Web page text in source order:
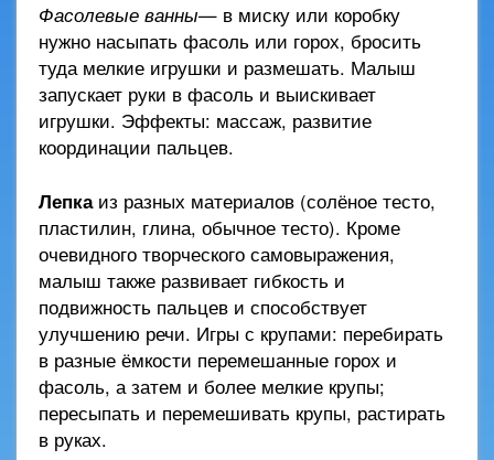
Фасолевые ванны— в миску или коробку
нужно насыпать фасоль или горох, бросить
туда мелкие игрушки и размешать. Малыш
запускает руки в фасоль и выискивает
игрушки. Эффекты: массаж, развитие
координации пальцев.
Лепка из разных материалов (солёное тесто,
пластилин, глина, обычное тесто). Кроме
очевидного творческого самовыражения,
малыш также развивает гибкость и
подвижность пальцев и способствует
улучшению речи. Игры с крупами: перебирать
в разные ёмкости перемешанные горох и
фасоль, а затем и более мелкие крупы;
пересыпать и перемешивать крупы, растирать
в руках.